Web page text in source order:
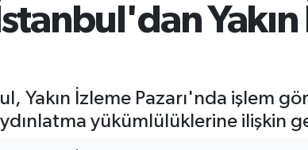
Yakın İzleme Pazarı'nda işlem
yükümlülüklerine ilişkin